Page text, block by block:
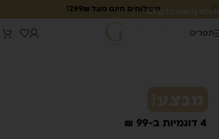
Skip to navigationמשלוחים חינם מעל 299₪!
תפריט